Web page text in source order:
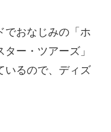
でおなじみの「ホ
ー・ツアーズ」
いるので、ディズ